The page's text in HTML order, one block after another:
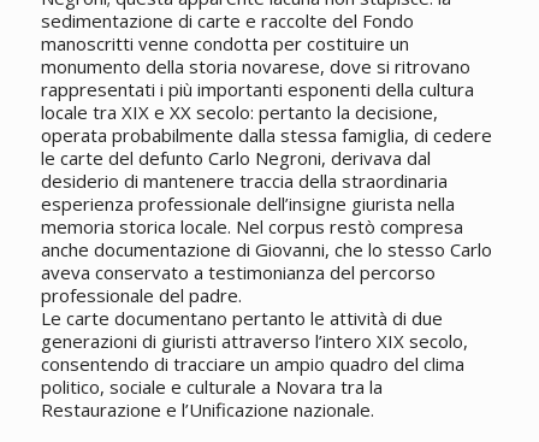
sedimentazione di carte e raccolte del Fondo
manoscritti venne condotta per costituire un
monumento della storia novarese, dove si ritrovano
rappresentati i più importanti esponenti della cultura
locale tra XIX e XX secolo: pertanto la decisione,
operata probabilmente dalla stessa famiglia, di cedere
le carte del defunto Carlo Negroni, derivava dal
desiderio di mantenere traccia della straordinaria
esperienza professionale dell’insigne giurista nella
memoria storica locale. Nel corpus restò compresa
anche documentazione di Giovanni, che lo stesso Carlo
aveva conservato a testimonianza del percorso
professionale del padre.
Le carte documentano pertanto le attività di due
generazioni di giuristi attraverso l’intero XIX secolo,
consentendo di tracciare un ampio quadro del clima
politico, sociale e culturale a Novara tra la
Restaurazione e l’Unificazione nazionale.